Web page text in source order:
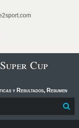
Cup
y Resultados, Resumen